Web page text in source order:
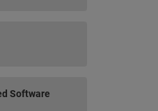
Software